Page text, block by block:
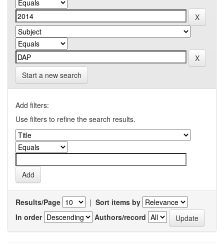
Start a new search
Add filters:
Use filters to refine the search results.
Results/Page | Sort items by
In order
Authors/record